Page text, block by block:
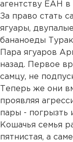
агентству ЕАН в
За право стать
ягуары,
бананоеды
Пара ягуаров
назад. Первое
самцу, не
Теперь же они
проявляя
пары - погрызть
Кошачья семья
пятнистая, а